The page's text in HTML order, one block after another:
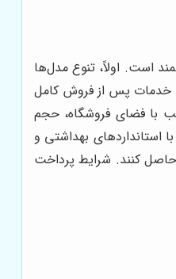
است. اولاً، تنوع مدل‌ها
خدمات پس از فروش کامل
با فضای فروشگاه، حجم
استانداردهای بهداشتی و
حاصل کنند. شرایط پرداخت